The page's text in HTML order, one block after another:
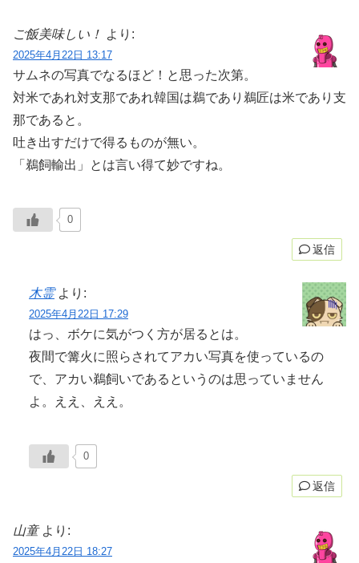
ご飯美味しい！ より:
2025年4月22日 13:17
サムネの写真でなるほど！と思った次第。
対米であれ対支那であれ韓国は鵜であり鵜匠は米であり支
那であると。
吐き出すだけで得るものが無い。
「鵜飼輸出」とは言い得て妙ですね。
0
返信
木霊 より:
2025年4月22日 17:29
はっ、ボケに気がつく方が居るとは。
夜間で篝火に照らされてアカい写真を使っているの
で、アカい鵜飼いであるというのは思っていません
よ。ええ、ええ。
0
返信
山童 より:
2025年4月22日 18:27